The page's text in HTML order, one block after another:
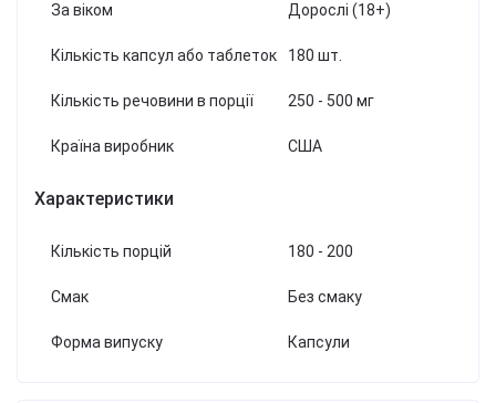
За віком Дорослі (18+)
Кількість капсул або таблеток 180 шт.
Кількість речовини в порції 250 - 500 мг
Країна виробник США
Характеристики
Кількість порцій 180 - 200
Смак Без смаку
Форма випуску Капсули